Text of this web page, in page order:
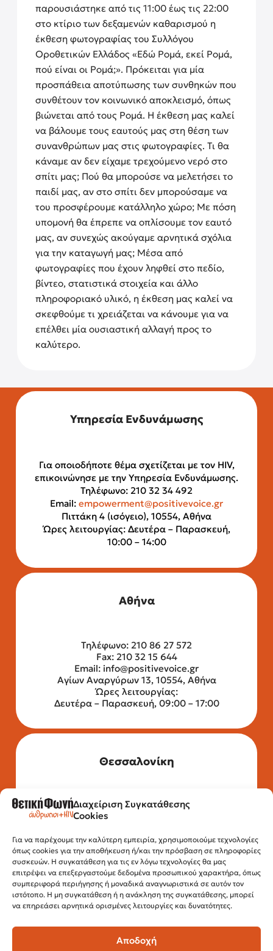
Διαχείριση Συγκατάθεσης
Cookies
Για να παρέχουμε την καλύτερη εμπειρία, χρησιμοποιούμε τεχνολογίες
όπως cookies για την αποθήκευση ή/και την πρόσβαση σε πληροφορίες
συσκευών. Η συγκατάθεση για τις εν λόγω τεχνολογίες θα μας
επιτρέψει να επεξεργαστούμε δεδομένα προσωπικού χαρακτήρα, όπως
συμπεριφορά περιήγησης ή μοναδικά αναγνωριστικά σε αυτόν τον
ιστότοπο. Η μη συγκατάθεση ή η ανάκληση της συγκατάθεσης, μπορεί
να επηρεάσει αρνητικά ορισμένες λειτουργίες και δυνατότητες.
Αποδοχή
παρουσιάστηκε από τις 11:00 έως τις 22:00
στο κτίριο των δεξαμενών καθαρισμού η
έκθεση φωτογραφίας του Συλλόγου
Οροθετικών Ελλάδος «Εδώ Ρομά, εκεί Ρομά,
πού είναι οι Ρομά;». Πρόκειται για μία
προσπάθεια αποτύπωσης των συνθηκών που
συνθέτουν τον κοινωνικό αποκλεισμό, όπως
βιώνεται από τους Ρομά. Η έκθεση μας καλεί
να βάλουμε τους εαυτούς μας στη θέση των
συνανθρώπων μας στις φωτογραφίες. Τι θα
κάναμε αν δεν είχαμε τρεχούμενο νερό στο
σπίτι μας; Πού θα μπορούσε να μελετήσει το
παιδί μας, αν στο σπίτι δεν μπορούσαμε να
του προσφέρουμε κατάλληλο χώρο; Με πόση
υπομονή θα έπρεπε να οπλίσουμε τον εαυτό
μας, αν συνεχώς ακούγαμε αρνητικά σχόλια
για την καταγωγή μας; Μέσα από
φωτογραφίες που έχουν ληφθεί στο πεδίο,
βίντεο, στατιστικά στοιχεία και άλλο
πληροφοριακό υλικό, η έκθεση μας καλεί να
σκεφθούμε τι χρειάζεται να κάνουμε για να
επέλθει μία ουσιαστική αλλαγή προς το
καλύτερο.
Υπηρεσία Ενδυνάμωσης
Για οποιοδήποτε θέμα σχετίζεται με τον HIV,
επικοινώνησε με την Υπηρεσία Ενδυνάμωσης.
Τηλέφωνο: 210 32 34 492
Email: empowerment@positivevoice.gr
Πιττάκη 4 (ισόγειο), 10554, Αθήνα
Ώρες λειτουργίας: Δευτέρα – Παρασκευή,
10:00 – 14:00
Αθήνα
Τηλέφωνο: 210 86 27 572
Fax: 210 32 15 644
Email: info@positivevoice.gr
Αγίων Αναργύρων 13, 10554, Αθήνα
Ώρες λειτουργίας:
Δευτέρα – Παρασκευή, 09:00 – 17:00
Θεσσαλονίκη
Τηλέφωνο: 2315 525 020
Fax: 210 32 15 644
Εγνατίας 112, 3ος όροφος, 54622,
Θεσσαλονίκη
Ώρες λειτουργίας:
Δευτέρα – Παρασκευή, 10:00 –14:00